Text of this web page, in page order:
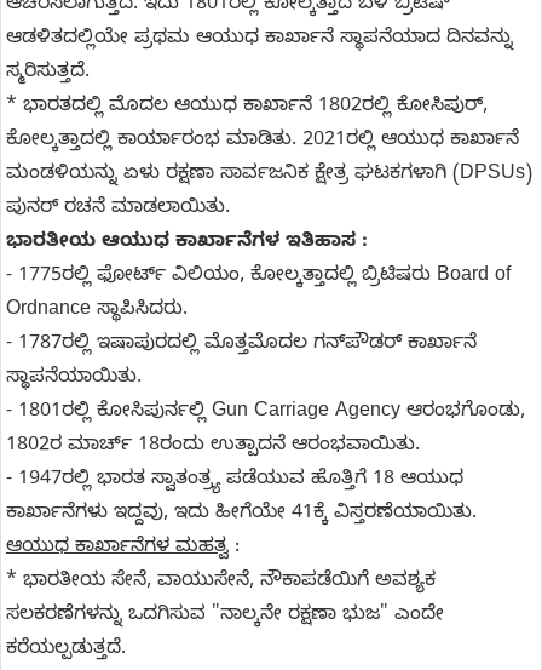
ಆಚರಿಸಲಾಗುತ್ತದೆ. ಇದು 1801ರಲ್ಲಿ ಕೋಲ್ಕತ್ತಾದ ಬಳಿ ಬ್ರಿಟಿಷ್
ಆಡಳಿತದಲ್ಲಿಯೇ ಪ್ರಥಮ ಆಯುಧ ಕಾರ್ಖಾನೆ ಸ್ಥಾಪನೆಯಾದ ದಿನವನ್ನು
ಸ್ಮರಿಸುತ್ತದೆ.
* ಭಾರತದಲ್ಲಿ ಮೊದಲ ಆಯುಧ ಕಾರ್ಖಾನೆ 1802ರಲ್ಲಿ ಕೋಸಿಪುರ್,
ಕೋಲ್ಕತ್ತಾದಲ್ಲಿ ಕಾರ್ಯಾರಂಭ ಮಾಡಿತು. 2021ರಲ್ಲಿ ಆಯುಧ ಕಾರ್ಖಾನೆ
ಮಂಡಳಿಯನ್ನು ಏಳು ರಕ್ಷಣಾ ಸಾರ್ವಜನಿಕ ಕ್ಷೇತ್ರ ಘಟಕಗಳಾಗಿ (DPSUs)
ಪುನರ್ ರಚನೆ ಮಾಡಲಾಯಿತು.
ಭಾರತೀಯ ಆಯುಧ ಕಾರ್ಖಾನೆಗಳ ಇತಿಹಾಸ :
- 1775ರಲ್ಲಿ ಫೋರ್ಟ್ ವಿಲಿಯಂ, ಕೋಲ್ಕತ್ತಾದಲ್ಲಿ ಬ್ರಿಟಿಷರು Board of
Ordnance ಸ್ಥಾಪಿಸಿದರು.
- 1787ರಲ್ಲಿ ಇಷಾಪುರದಲ್ಲಿ ಮೊತ್ತಮೊದಲ ಗನ್‌ಪೌಡರ್ ಕಾರ್ಖಾನೆ
ಸ್ಥಾಪನೆಯಾಯಿತು.
- 1801ರಲ್ಲಿ ಕೋಸಿಪುರ್ನಲ್ಲಿ Gun Carriage Agency ಆರಂಭಗೊಂಡು,
1802ರ ಮಾರ್ಚ್ 18ರಂದು ಉತ್ಪಾದನೆ ಆರಂಭವಾಯಿತು.
- 1947ರಲ್ಲಿ ಭಾರತ ಸ್ವಾತಂತ್ರ್ಯ ಪಡೆಯುವ ಹೊತ್ತಿಗೆ 18 ಆಯುಧ
ಕಾರ್ಖಾನೆಗಳು ಇದ್ದವು, ಇದು ಹೀಗೆಯೇ 41ಕ್ಕೆ ವಿಸ್ತರಣೆಯಾಯಿತು.
ಆಯುಧ ಕಾರ್ಖಾನೆಗಳ ಮಹತ್ವ :
* ಭಾರತೀಯ ಸೇನೆ, ವಾಯುಸೇನೆ, ನೌಕಾಪಡೆಯಿಗೆ ಅವಶ್ಯಕ
ಸಲಕರಣೆಗಳನ್ನು ಒದಗಿಸುವ "ನಾಲ್ಕನೇ ರಕ್ಷಣಾ ಭುಜ" ಎಂದೇ
ಕರೆಯಲ್ಪಡುತ್ತದೆ.